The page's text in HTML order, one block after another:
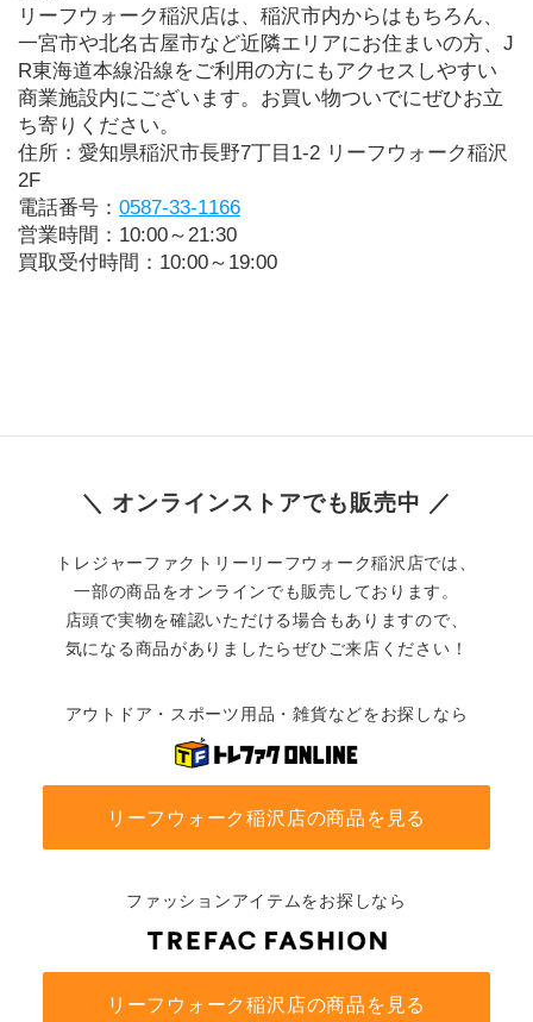
リーフウォーク稲沢店は、稲沢市内からはもちろん、
一宮市や北名古屋市など近隣エリアにお住まいの方、J
R東海道本線沿線をご利用の方にもアクセスしやすい
商業施設内にございます。お買い物ついでにぜひお立
ち寄りください。
住所：愛知県稲沢市長野7丁目1-2 リーフウォーク稲沢
2F
電話番号： 0587-33-1166
営業時間：10:00～21:30
買取受付時間：10:00～19:00
＼ オンラインストアでも販売中 ／
トレジャーファクトリーリーフウォーク稲沢店では、
一部の商品をオンラインでも販売しております。
店頭で実物を確認いただける場合もありますので、
気になる商品がありましたらぜひご来店ください！
アウトドア・スポーツ用品・雑貨などをお探しなら
リーフウォーク稲沢店の商品を見る
ファッションアイテムをお探しなら
リーフウォーク稲沢店の商品を見る